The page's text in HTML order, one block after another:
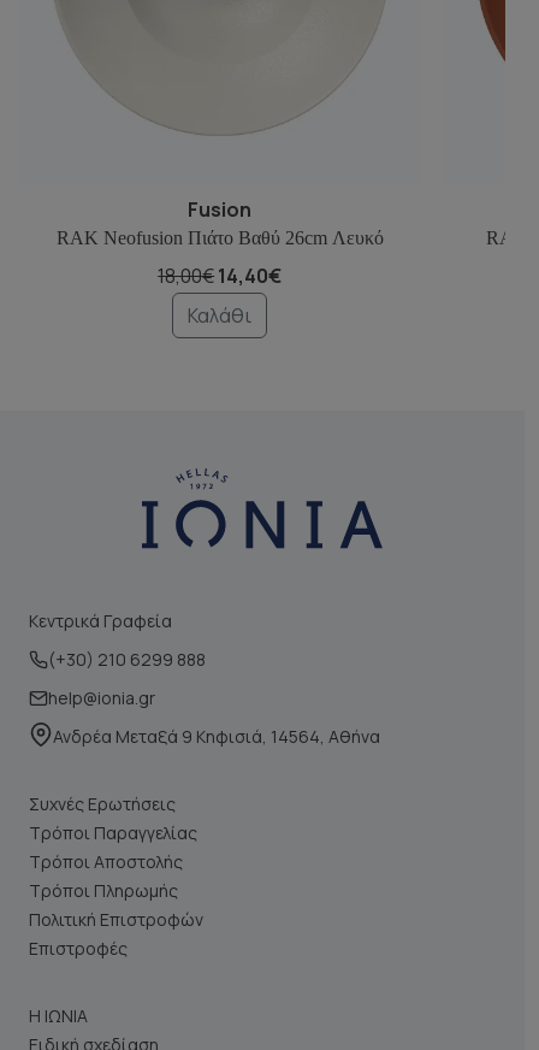
Fusion
RAK Neofusion Πιάτο Βαθύ 26cm Λευκό
18,00€14,40€
Καλάθι
RAK
Κεντρικά Γραφεία
(+30) 210 6299 888
help@ionia.gr
Ανδρέα Μεταξά 9 Κηφισιά, 14564, Αθήνα
Συχνές Ερωτήσεις
Τρόποι Παραγγελίας
Τρόποι Αποστολής
Τρόποι Πληρωμής
Πολιτική Επιστροφών
Επιστροφές
Η ΙΩΝΙΑ
Ειδική σχεδίαση